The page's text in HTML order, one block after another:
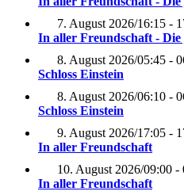
7. August 2026/16:15 -
In aller Freundschaft -
8. August 2026/05:45 -
Schloss Einstein
8. August 2026/06:10 -
Schloss Einstein
9. August 2026/17:05 -
In aller Freundschaft
10. August 2026/09:00 -
In aller Freundschaft